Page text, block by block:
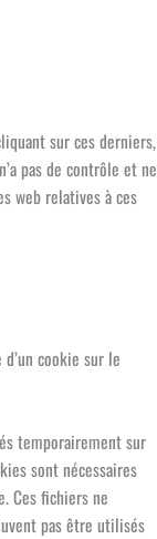
sur ces derniers,
pas de contrôle et ne
web relatives à ces
cookie sur le
temporairement sur
sont nécessaires
Ces fichiers ne
pas être utilisés